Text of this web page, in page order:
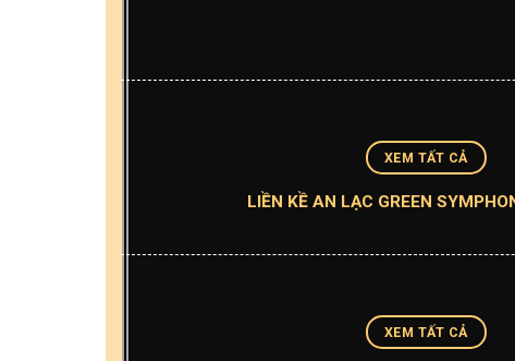
XEM TẤT CẢ
LIỀN KỀ AN LẠC GREEN
XEM TẤT CẢ